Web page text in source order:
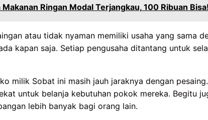
Makanan Ringan Modal Terjangkau, 100 Ribuan
atau tidak nyaman memiliki usaha yang sama
kapan saja. Setiap pengusaha ditantang untuk
milik Sobat ini masih jauh jaraknya dengan
untuk belanja kebutuhan pokok mereka. Begitu
lebih banyak bagi orang lain.